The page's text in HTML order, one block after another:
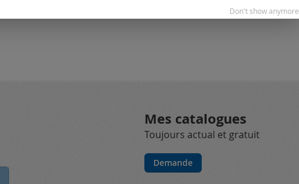
Mes catalogues
Toujours actual et gratuit
Demande
Don't show anymore